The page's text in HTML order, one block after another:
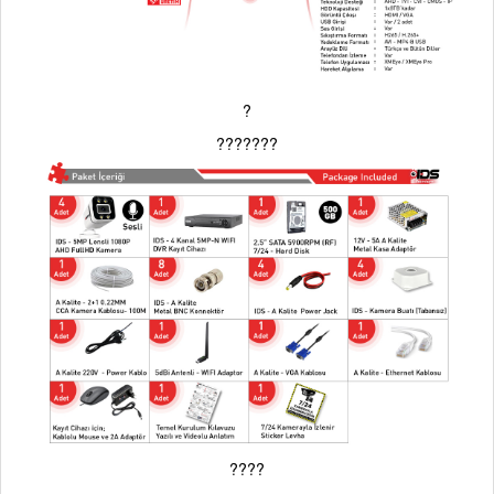
?
???????
????